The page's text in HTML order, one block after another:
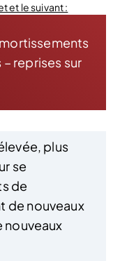
et le suivant :
reprises sur
plus
se
de
de nouveaux
nouveaux